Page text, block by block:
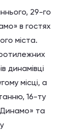
29-го
в гостях
міста.
динамівці
місці, а
16-ту
та